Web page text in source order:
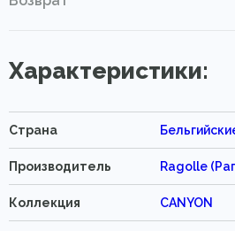
Характеристики:
Страна
Производитель Ragolle
Коллекция CANYON